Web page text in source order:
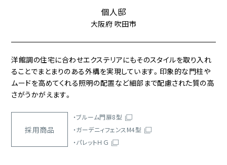
個人邸
大阪府 吹田市
洋館調の住宅に合わせエクステリアにもそのスタイルを取り入れ
ることでまとまりのある外構を実現しています。印象的な門柱や
ムードを高めてくれる照明の配置など細部まで配慮された質の高
さがうかがえます。
採用商品
ブルーム門扉8型
ガーデニィフェンスM4型
パレットＨＧ